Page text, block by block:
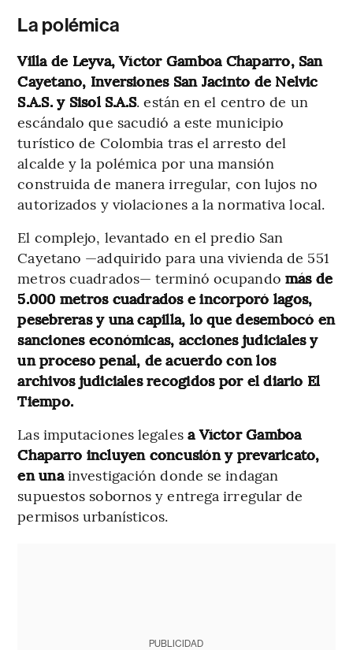
La polémica
Villa de Leyva, Víctor Gamboa Chaparro, San
Cayetano, Inversiones San Jacinto de Nelvic
S.A.S. y Sisol S.A.S. están en el centro de un
escándalo que sacudió a este municipio
turístico de Colombia tras el arresto del
alcalde y la polémica por una mansión
construida de manera irregular, con lujos no
autorizados y violaciones a la normativa local.
El complejo, levantado en el predio San
Cayetano —adquirido para una vivienda de 551
metros cuadrados— terminó ocupando más de
5.000 metros cuadrados e incorporó lagos,
pesebreras y una capilla, lo que desembocó en
sanciones económicas, acciones judiciales y
un proceso penal, de acuerdo con los
archivos judiciales recogidos por el diario El
Tiempo.
Las imputaciones legalesa Víctor Gamboa
Chaparro incluyen concusión y prevaricato,
en unainvestigación donde se indagan
supuestos sobornos y entrega irregular de
permisos urbanísticos.
PUBLICIDAD